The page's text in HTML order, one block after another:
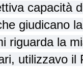
capacità
giudicano
riguarda la
utilizzavo il